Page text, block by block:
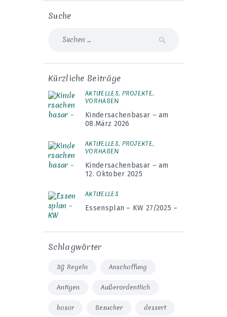
Suche
nach:
Kürzliche Beiträge
AKTUELLES, PROJEKTE,
VORHABEN
Kindersachenbasar – am
08.März 2026
AKTUELLES, PROJEKTE,
VORHABEN
Kindersachenbasar – am
12. Oktober 2025
AKTUELLES
Essensplan – KW 27/2025 –
Schlagwörter
3G Regeln Anschaffung
Antigen Außerordentlich
basar Besucher dessert